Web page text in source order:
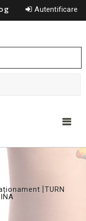
Autentificare
TURN